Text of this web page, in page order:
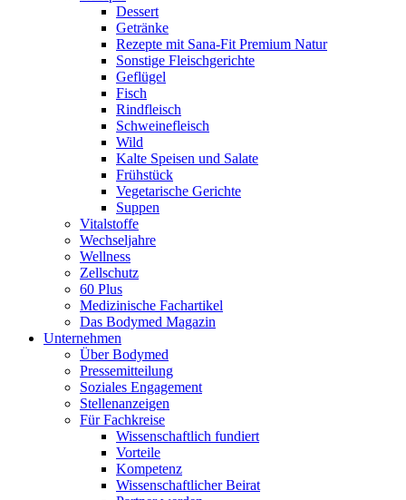
Dessert
Getränke
Rezepte mit Sana-Fit Premium Natur
Sonstige Fleischgerichte
Geflügel
Fisch
Rindfleisch
Schweinefleisch
Wild
Kalte Speisen und Salate
Frühstück
Vegetarische Gerichte
Suppen
Vitalstoffe
Wechseljahre
Wellness
Zellschutz
60 Plus
Medizinische Fachartikel
Das Bodymed Magazin
Unternehmen
Über Bodymed
Pressemitteilung
Soziales Engagement
Stellenanzeigen
Für Fachkreise
Wissenschaftlich fundiert
Vorteile
Kompetenz
Wissenschaftlicher Beirat